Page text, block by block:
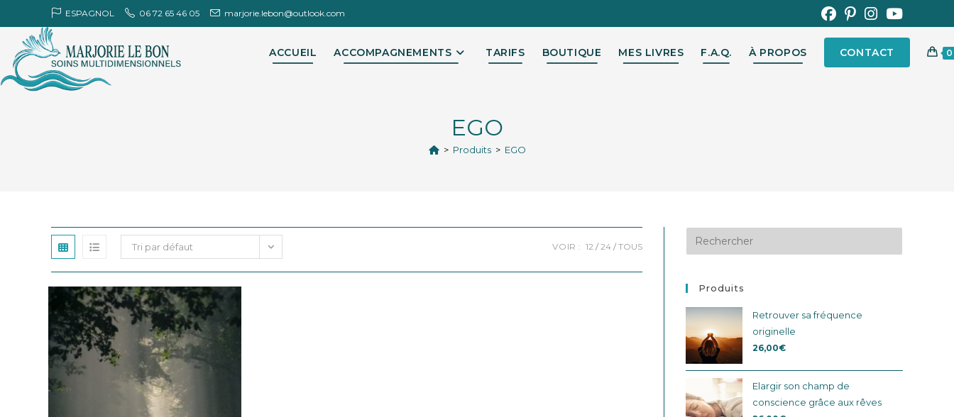
to
content
ESPAGNOL 06 72 65 46 05 marjorie.lebon@outlook.com
ACCUEIL ACCOMPAGNEMENTS TARIFS BOUTIQUE MES LIVRES F.A.Q. À PROPOS CONTACT 0
EGO
> Produits > EGO
Tri par défaut VOIR : 12 24 TOUS
Produits
Retrouver sa fréquence
originelle
26,00€
Elargir son champ de
conscience grâce aux rêves